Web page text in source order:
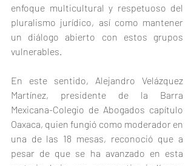
enfoque multicultural y respetuoso del
pluralismo jurídico, así como mantener
un diálogo abierto con estos grupos
vulnerables.
En este sentido, Alejandro Velázquez
Martínez, presidente de la Barra
Mexicana-Colegio de Abogados capítulo
Oaxaca, quien fungió como moderador en
una de las 18 mesas, reconoció que a
pesar de que se ha avanzado en esta